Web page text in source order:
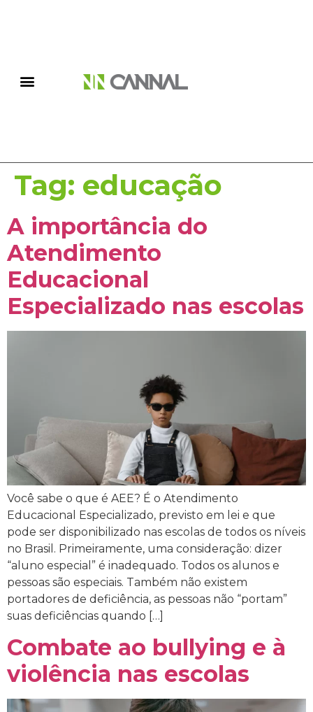
Tag: educação
A importância do
Atendimento
Educacional
Especializado nas escolas
Você sabe o que é AEE? É o Atendimento
Educacional Especializado, previsto em lei e que
pode ser disponibilizado nas escolas de todos os níveis
no Brasil. Primeiramente, uma consideração: dizer
“aluno especial” é inadequado. Todos os alunos e
pessoas são especiais. Também não existem
portadores de deficiência, as pessoas não “portam”
suas deficiências quando […]
Combate ao bullying e à
violência nas escolas